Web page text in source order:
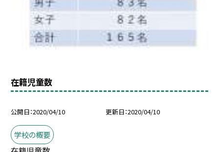
在籍児童数
公開日 2020/04/10 更新日 2020/04/10
学校の概要